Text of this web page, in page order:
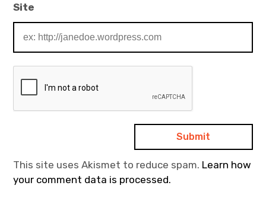
Site
This site uses Akismet to reduce spam. Learn how
your comment data is processed.